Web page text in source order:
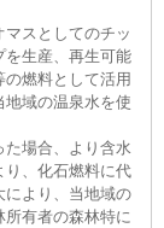
スとしてのチッ
を生産、再生可能
燃料として活用
域の温泉水を使
場合、より含水
り、化石燃料に代
により、当地域の
有者の森林特に